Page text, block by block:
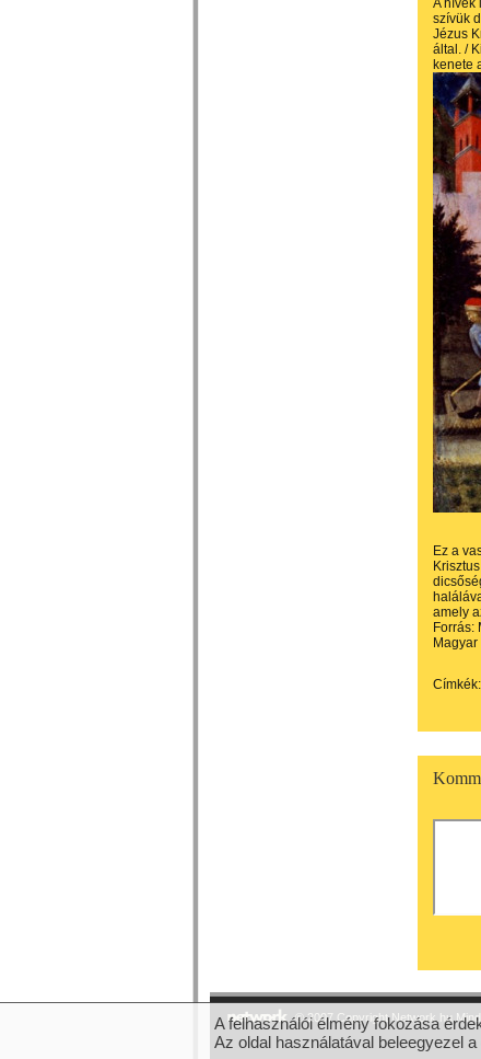
A hívek
szívük
Jézus
által. /
kenete
Ez a
amely
Forrás:
Címkék:
© 2007 Copyright Network.hu
A felhasználói élmény fokozása
Az oldal használatával beleegyezel